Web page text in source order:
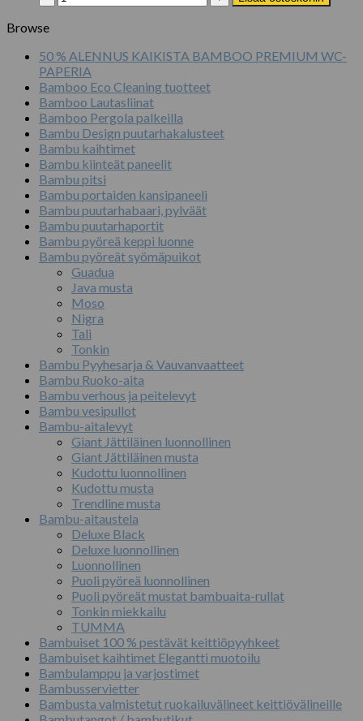
ulkoöljy
Browse
50 % ALENNUS KAIKISTA BAMBOO PREMIUM WC-
PAPERIA
Bamboo Eco Cleaning tuotteet
Bamboo Lautasliinat
Bamboo Pergola palkeilla
Bambu Design puutarhakalusteet
Bambu kaihtimet
Bambu kiinteät paneelit
Bambu pitsi
Bambu portaiden kansipaneeli
Bambu puutarhabaari, pylväät
Bambu puutarhaportit
Bambu pyöreä keppi luonne
Bambu pyöreät syömäpuikot
Guadua
Java musta
Moso
Nigra
Tali
Tonkin
Bambu Pyyhesarja & Vauvanvaatteet
Bambu Ruoko-aita
Bambu verhous ja peitelevyt
Bambu vesipullot
Bambu-aitalevyt
Giant Jättiläinen luonnollinen
Giant Jättiläinen musta
Kudottu luonnollinen
Kudottu musta
Trendline musta
Bambu-aitaustela
Deluxe Black
Deluxe luonnollinen
Luonnollinen
Puoli pyöreä luonnollinen
Puoli pyöreät mustat bambuaita-rullat
Tonkin miekkailu
TUMMA
Bambuiset 100 % pestävät keittiöpyyhkeet
Bambuiset kaihtimet Elegantti muotoilu
Bambulamppu ja varjostimet
Bambusservietter
Bambusta valmistetut ruokailuvälineet keittiövälineille